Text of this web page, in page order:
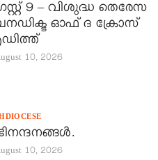
9 – വിശുദ്ധ തെരേസ
ഓഫ് ദ ക്രോസ്
10, 2026
10, 2026